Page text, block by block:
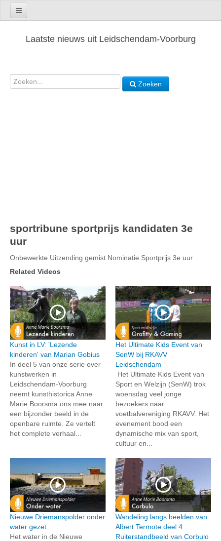
Laatste nieuws uit Leidschendam-Voorburg
Zoeken
sportribune sportprijs kandidaten 3e
uur
Onbewerkte Uitzending gemist Nominatie Sportprijs 3e uur
Related Videos
Kunst in LV: 'Lezende
kinderen' van Marian Gobius
In deel 5 van onze serie over
kunstwerken in
Leidschendam-Voorburg
neemt kunsthistorica Anne
Marie Boorsma ons mee naar
een bijzonder beeld in de
openbare ruimte. Ze vertelt
het complete verhaal...
Het Ultimate Kids Event van
SenW bij RKAVV
Leidschendam
Het Ultimate Kids Event van
Sport en Welzijn (SenW) trok
woensdag veel jonge
bezoekers naar
voetbalvereniging RKAVV. Het
evenement bood een
dynamische mix van sport,
cultuur en...
Nieuwe Driemanspolder onder
water gezet
Het water in de Nieuwe
Wandeling langs beelden van
Albert Termote deel 4
Ruiterstandbeeld van Corbulo